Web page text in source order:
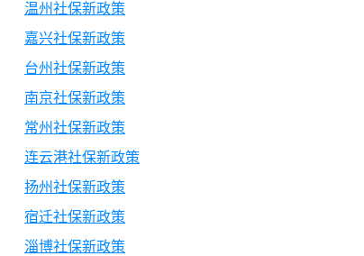
温州社保新政策
嘉兴社保新政策
台州社保新政策
南京社保新政策
常州社保新政策
连云港社保新政策
扬州社保新政策
宿迁社保新政策
淄博社保新政策